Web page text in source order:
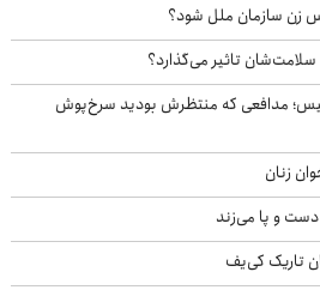
زن سازمان ملل شود؟
سلامت‌شان تاثیر می‌گذارد؟
مدافعی که منتظرش بودید سرخ‌پوش
زنان
دست و پا می‌زند
تاریک کی‌یف